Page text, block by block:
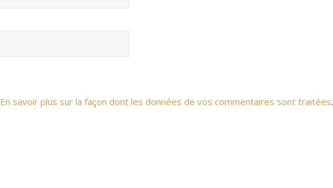
En savoir plus sur la façon dont les données de vos commentaires sont traitées.